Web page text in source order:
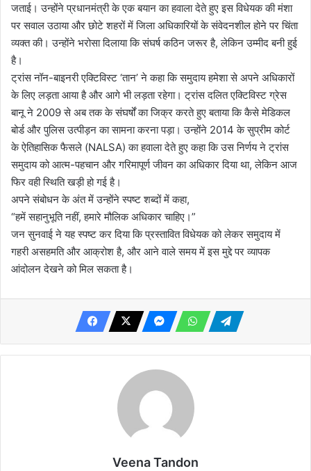
जताई। उन्होंने प्रधानमंत्री के एक बयान का हवाला देते हुए इस विधेयक की मंशा
पर सवाल उठाया और छोटे शहरों में जिला अधिकारियों के संवेदनशील होने पर चिंता
व्यक्त की। उन्होंने भरोसा दिलाया कि संघर्ष कठिन जरूर है, लेकिन उम्मीद बनी हुई
है।
ट्रांस नॉन-बाइनरी एक्टिविस्ट ‘तान’ ने कहा कि समुदाय हमेशा से अपने अधिकारों
के लिए लड़ता आया है और आगे भी लड़ता रहेगा। ट्रांस दलित एक्टिविस्ट ग्रेस
बानू ने 2009 से अब तक के संघर्षों का जिक्र करते हुए बताया कि कैसे मेडिकल
बोर्ड और पुलिस उत्पीड़न का सामना करना पड़ा। उन्होंने 2014 के सुप्रीम कोर्ट
के ऐतिहासिक फैसले (NALSA) का हवाला देते हुए कहा कि उस निर्णय ने ट्रांस
समुदाय को आत्म-पहचान और गरिमापूर्ण जीवन का अधिकार दिया था, लेकिन आज
फिर वही स्थिति खड़ी हो गई है।
अपने संबोधन के अंत में उन्होंने स्पष्ट शब्दों में कहा,
“हमें सहानुभूति नहीं, हमारे मौलिक अधिकार चाहिए।”
जन सुनवाई ने यह स्पष्ट कर दिया कि प्रस्तावित विधेयक को लेकर समुदाय में
गहरी असहमति और आक्रोश है, और आने वाले समय में इस मुद्दे पर व्यापक
आंदोलन देखने को मिल सकता है।
Veena Tandon